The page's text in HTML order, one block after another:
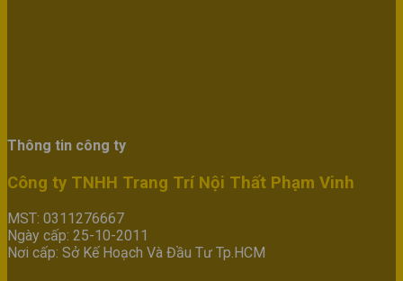
Thông tin công ty
Công ty TNHH Trang Trí Nội Thất Phạm Vinh
MST: 0311276667
Ngày cấp: 25-10-2011
Nơi cấp: Sở Kế Hoạch Và Đầu Tư Tp.HCM